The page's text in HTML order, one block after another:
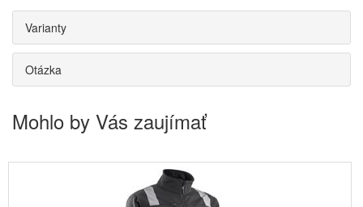
Varianty
Otázka
Mohlo by Vás zaujímať